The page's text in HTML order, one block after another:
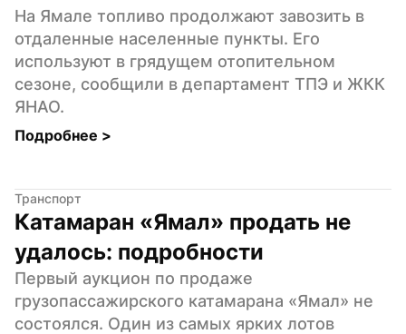
На Ямале топливо продолжают завозить в
отдаленные населенные пункты. Его
используют в грядущем отопительном
сезоне, сообщили в департамент ТПЭ и ЖКК
ЯНАО.
Подробнее >
Транспорт
Катамаран «Ямал» продать не
удалось: подробности
Первый аукцион по продаже
грузопассажирского катамарана «Ямал» не
состоялся. Один из самых ярких лотов